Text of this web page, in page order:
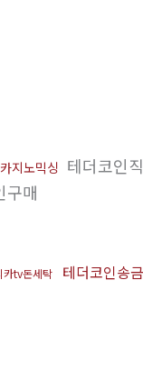
카지노믹싱 테더코인
구매
카tv돈세탁 테더코인송금